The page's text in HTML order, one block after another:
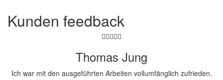
Kunden feedback
Thomas Jung
Ich war mit den ausgeführten Arbeiten vollumfänglich zufrieden.